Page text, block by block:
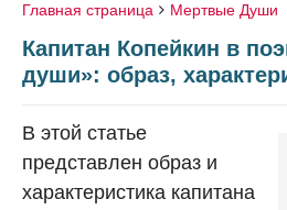
Главная страница Мертвые Души
Капитан Копейкин в
души»: образ,
В этой статье
представлен образ и
характеристика капитана